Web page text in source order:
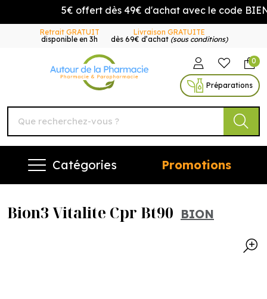
5€ offert dès 49€ d'achat avec le code
Retrait GRATUIT
disponible en 3h
Livraison GRATUITE
dès 69€ d’achat (sous conditions)
Autour de la Pharmacie
0
Préparations
Catégories Promotions
Bion3 Vitalite Cpr Bt90 BION